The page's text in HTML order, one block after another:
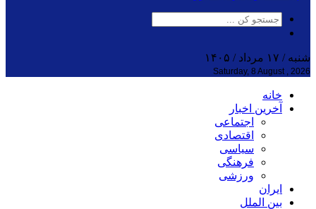
شنبه / ۱۷ مرداد / ۱۴۰۵
Saturday, 8 August , 2026
خانه
آخرین اخبار
اجتماعی
اقتصادی
سیاسی
فرهنگی
ورزشی
ایران
بین الملل